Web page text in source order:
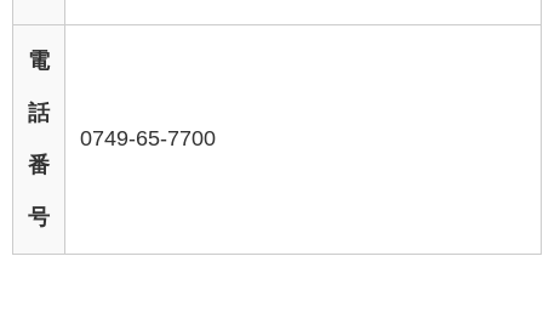
電
話
番
号
0749-65-7700